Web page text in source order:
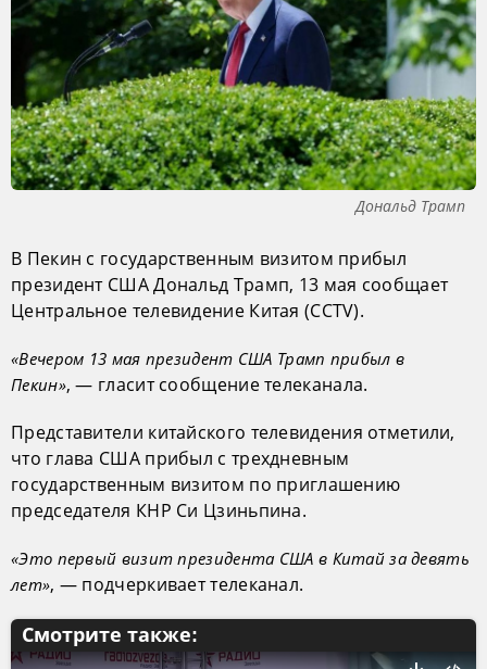
Дональд Трамп
В Пекин с государственным визитом прибыл
президент США Дональд Трамп, 13 мая сообщает
Центральное телевидение Китая (CCTV).
«Вечером 13 мая президент США Трамп прибыл в
Пекин», — гласит сообщение телеканала.
Представители китайского телевидения отметили,
что глава США прибыл с трехдневным
государственным визитом по приглашению
председателя КНР Си Цзиньпина.
«Это первый визит президента США в Китай за девять
лет», — подчеркивает телеканал.
Смотрите также: